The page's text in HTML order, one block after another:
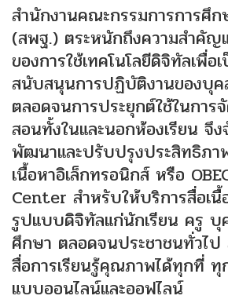
สำนักงานคณะกรรมการการศึ
(สพฐ.) ตระหนักถึงความสำคัญ
ของการใช้เทคโนโลยีดิจิทัลเพื่อ
สนับสนุนการปฏิบัติงานของบุค
ตลอดจนการประยุกต์ใช้ในการ
สอนทั้งในและนอกห้องเรียน จึ
พัฒนาและปรับปรุงประสิทธิภา
เนื้อหาอิเล็กทรอนิกส์ หรือ
Center สำหรับให้บริการสื่อเนื้
รูปแบบดิจิทัลแก่นักเรียน ครู บุ
ศึกษา ตลอดจนประชาชนทั่วไป
สื่อการเรียนรู้คุณภาพได้ทุกที่ ทุ
แบบออนไลน์และออฟไลน์